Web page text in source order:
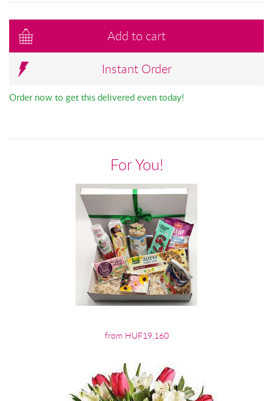
Add to cart
Instant Order
Order now to get this delivered even today!
For You!
from HUF19,160